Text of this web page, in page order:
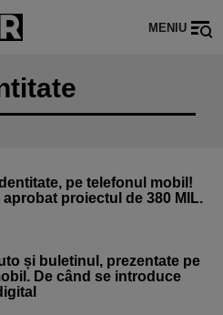
MENIU
pe telefonul mobil!
proiectul de 380 MIL.
și buletinul, prezentate pe
De când se introduce